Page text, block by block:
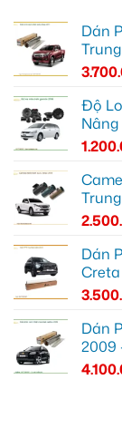
Dán
Độ
Dán
Dán
2009